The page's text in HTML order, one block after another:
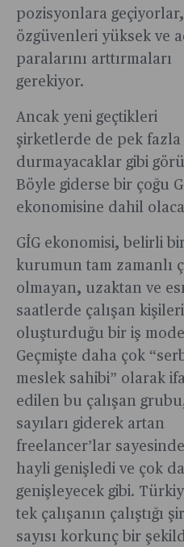
pozisyonlara geçiyorlar,
özgüvenleri yüksek ve
paralarını arttırmaları
gerekiyor.
Ancak yeni geçtikleri
şirketlerde de pek fazla
durmayacaklar gibi
Böyle giderse bir çoğu
ekonomisine dahil
GİG ekonomisi, belirli
kurumun tam zamanlı
olmayan, uzaktan ve
saatlerde çalışan
oluşturduğu bir iş
Geçmişte daha çok
meslek sahibi” olarak
edilen bu çalışan
sayıları giderek artan
freelancer’lar
hayli genişledi ve çok
genişleyecek gibi.
tek çalışanın çalıştığı
sayısı korkunç bir